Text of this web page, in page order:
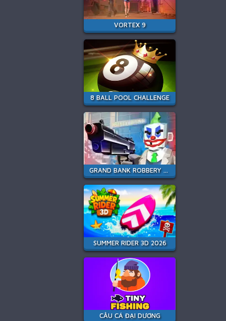
VORTEX 9
8 BALL POOL CHALLENGE
GRAND BANK ROBBERY DUEL
SUMMER RIDER 3D 2026
CÂU CÁ ĐẠI DƯƠNG